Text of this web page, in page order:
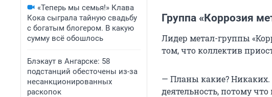
«Теперь мы семья!» Клава
Кока сыграла тайную свадьбу
с богатым блогером. В какую
сумму всё обошлось
Блэкаут в Ангарске: 58
подстанций обесточены из-за
несанкционированных
раскопок
Группа «Коррозия
Лидер метал-группы
том, что коллектив
— Планы какие? Никаких.
деятельность, потому